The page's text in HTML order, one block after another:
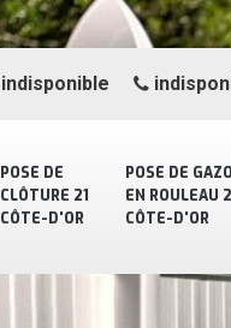
POSE DE
CLÔTURE 21
CÔTE-D'OR
POSE DE
EN ROULEAU
CÔTE-D'OR
indisponible